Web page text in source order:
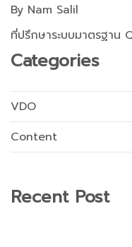
By Nam Salil
ที่ปรึกษาระบบมาตรฐาน
Categories
VDO
Content
Recent Post